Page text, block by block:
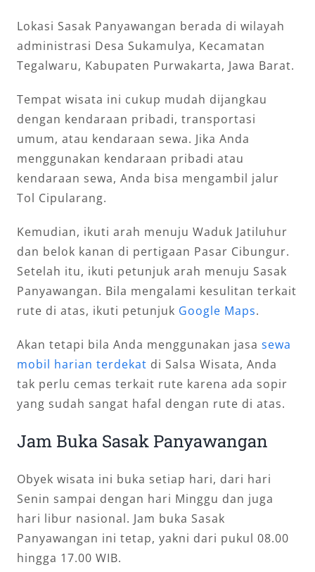
Lokasi Sasak Panyawangan berada di wilayah
administrasi Desa Sukamulya, Kecamatan
Tegalwaru, Kabupaten Purwakarta, Jawa Barat.
Tempat wisata ini cukup mudah dijangkau
dengan kendaraan pribadi, transportasi
umum, atau kendaraan sewa. Jika Anda
menggunakan kendaraan pribadi atau
kendaraan sewa, Anda bisa mengambil jalur
Tol Cipularang.
Kemudian, ikuti arah menuju Waduk Jatiluhur
dan belok kanan di pertigaan Pasar Cibungur.
Setelah itu, ikuti petunjuk arah menuju Sasak
Panyawangan. Bila mengalami kesulitan terkait
rute di atas, ikuti petunjuk Google Maps.
Akan tetapi bila Anda menggunakan jasa sewa
mobil harian terdekat di Salsa Wisata, Anda
tak perlu cemas terkait rute karena ada sopir
yang sudah sangat hafal dengan rute di atas.
Jam Buka Sasak Panyawangan
Obyek wisata ini buka setiap hari, dari hari
Senin sampai dengan hari Minggu dan juga
hari libur nasional. Jam buka Sasak
Panyawangan ini tetap, yakni dari pukul 08.00
hingga 17.00 WIB.